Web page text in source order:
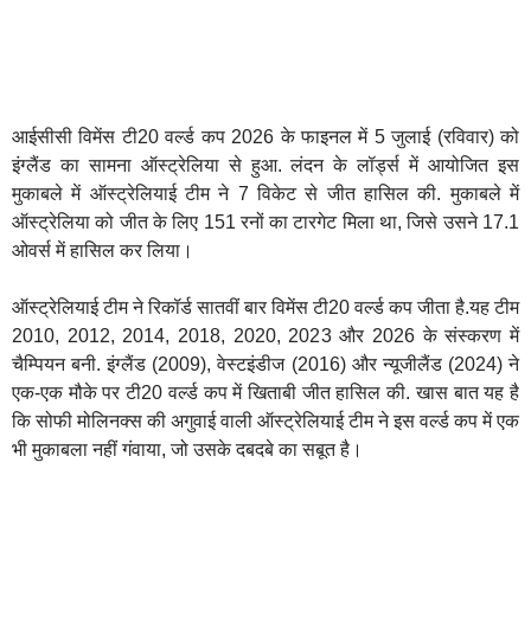
आईसीसी विमेंस टी20 वर्ल्ड कप 2026 के फाइनल में 5 जुलाई (रविवार) को
इंग्लैंड का सामना ऑस्ट्रेलिया से हुआ. लंदन के लॉर्ड्स में आयोजित इस
मुकाबले में ऑस्ट्रेलियाई टीम ने 7 विकेट से जीत हासिल की. मुकाबले में
ऑस्ट्रेलिया को जीत के लिए 151 रनों का टारगेट मिला था, जिसे उसने 17.1
ओवर्स में हासिल कर लिया।
ऑस्ट्रेलियाई टीम ने रिकॉर्ड सातवीं बार विमेंस टी20 वर्ल्ड कप जीता है.यह टीम
2010, 2012, 2014, 2018, 2020, 2023 और 2026 के संस्करण में
चैम्पियन बनी. इंग्लैंड (2009), वेस्टइंडीज (2016) और न्यूजीलैंड (2024) ने
एक-एक मौके पर टी20 वर्ल्ड कप में खिताबी जीत हासिल की. खास बात यह है
कि सोफी मोलिनक्स की अगुवाई वाली ऑस्ट्रेलियाई टीम ने इस वर्ल्ड कप में एक
भी मुकाबला नहीं गंवाया, जो उसके दबदबे का सबूत है।